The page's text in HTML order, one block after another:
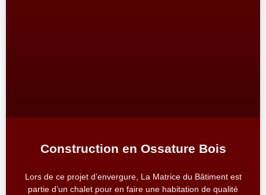
Construction en Ossature Bois
Lors de ce projet d’envergure, La Matrice du Bâtiment est
partie d’un chalet pour en faire une habitation de qualité